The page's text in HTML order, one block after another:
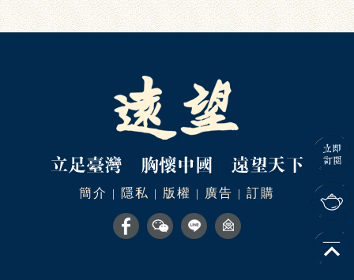
簡介 | 隱私 | 版權 | 廣告 | 訂購